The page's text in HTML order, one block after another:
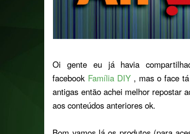
Oi gente eu já havia
facebook Família DIY, mas o face tá
antigas então achei melhor repostar
aos conteúdos anteriores ok.